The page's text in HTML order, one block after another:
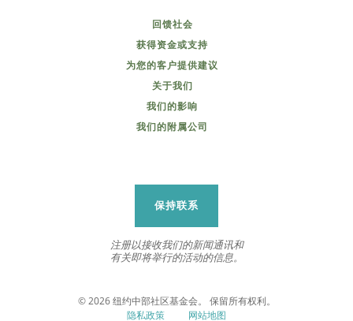
回馈社会
获得资金或支持
为您的客户提供建议
关于我们
我们的影响
我们的附属公司
保持联系
注册以接收我们的新闻通讯和
有关即将举行的活动的信息。
© 2026 纽约中部社区基金会。 保留所有权利。
隐私政策
网站地图